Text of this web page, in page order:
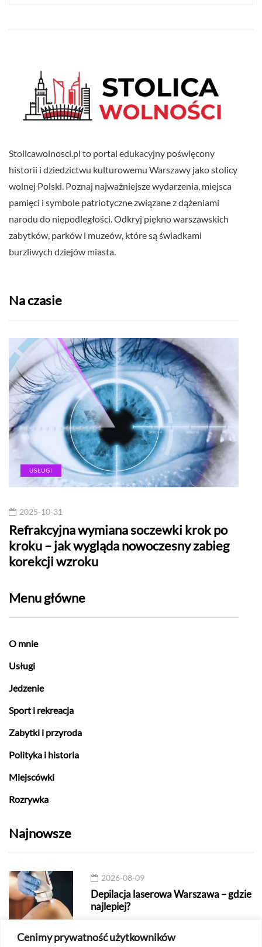
Cenimy prywatność użytkowników
Stolicawolnosci.pl to portal edukacyjny poświęcony
historii i dziedzictwu kulturowemu Warszawy jako stolicy
wolnej Polski. Poznaj najważniejsze wydarzenia, miejsca
pamięci i symbole patriotyczne związane z dążeniami
narodu do niepodległości. Odkryj piękno warszawskich
zabytków, parków i muzeów, które są świadkami
burzliwych dziejów miasta.
Na czasie
USŁUGI
2025-10-31
Refrakcyjna wymiana soczewki krok po
kroku – jak wygląda nowoczesny zabieg
korekcji wzroku
Menu główne
O mnie
Usługi
Jedzenie
Sport i rekreacja
Zabytki i przyroda
Polityka i historia
Miejscówki
Rozrywka
Najnowsze
2026-08-09
Depilacja laserowa Warszawa – gdzie
najlepiej?
2026-08-08